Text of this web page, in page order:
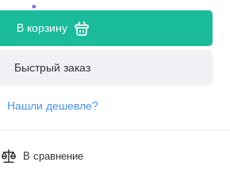
В корзину
Быстрый заказ
Нашли дешевле?
В сравнение